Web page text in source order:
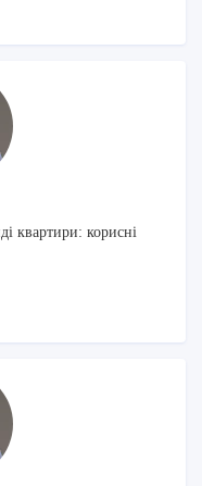
квартири: корисні